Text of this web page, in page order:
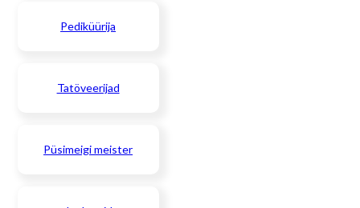
Pediküürija
Tatöveerijad
Püsimeigi meister